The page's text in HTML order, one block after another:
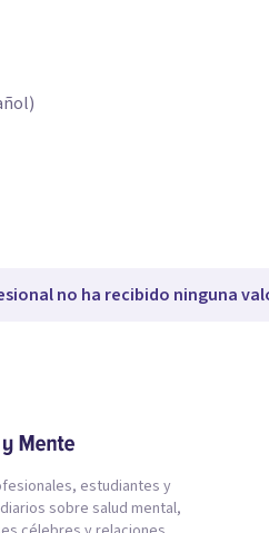
no ha recibido ninguna
estudiantes y
sobre salud mental,